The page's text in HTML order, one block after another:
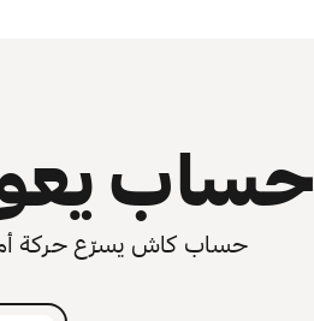
حساب
حساب كاش يسرّع حركة